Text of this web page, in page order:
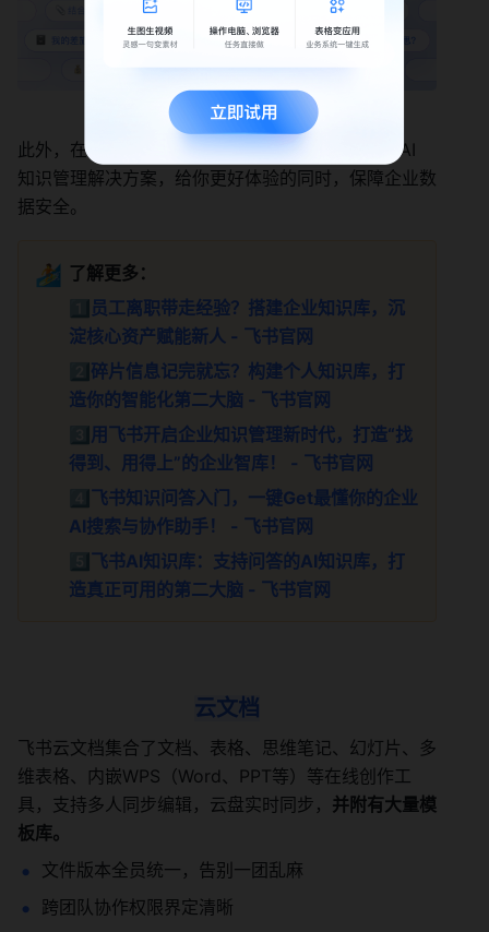
此外，在数据安全上，飞书提供企业级 AI 安全和 AI
知识管理解决方案，给你更好体验的同时，保障企业数
据安全。
🏄 了解更多：
员工离职带走经验？搭建企业知识库，沉
淀核心资产赋能新人 - 飞书官网
碎片信息记完就忘？构建个人知识库，打
造你的智能化第二大脑 - 飞书官网
用飞书开启企业知识管理新时代，打造“找
得到、用得上”的企业智库！ - 飞书官网
飞书知识问答入门，一键Get最懂你的企业
AI搜索与协作助手！ - 飞书官网
飞书AI知识库：支持问答的AI知识库，打
造真正可用的第二大脑 - 飞书官网
云文档
飞书云文档集合了文档、表格、思维笔记、幻灯片、多
维表格、内嵌WPS（Word、PPT等）等在线创作工
具，支持多人同步编辑，云盘实时同步， 并附有大量模
板库。
文件版本全员统一，告别一团乱麻
跨团队协作权限界定清晰